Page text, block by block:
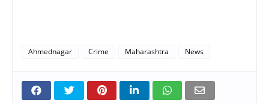
Ahmednagar Crime Maharashtra News